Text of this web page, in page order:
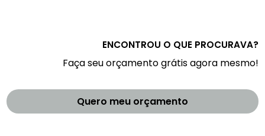
ENCONTROU O QUE PROCURAVA?
Faça seu orçamento grátis agora mesmo!
Quero meu orçamento